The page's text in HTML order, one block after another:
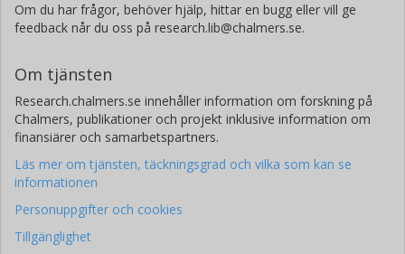
Om du har frågor, behöver hjälp, hittar en bugg eller vill ge
feedback når du oss på research.lib@chalmers.se.
Om tjänsten
Research.chalmers.se innehåller information om forskning på
Chalmers, publikationer och projekt inklusive information om
finansiärer och samarbetspartners.
Läs mer om tjänsten, täckningsgrad och vilka som kan se
informationen
Personuppgifter och cookies
Tillgänglighet